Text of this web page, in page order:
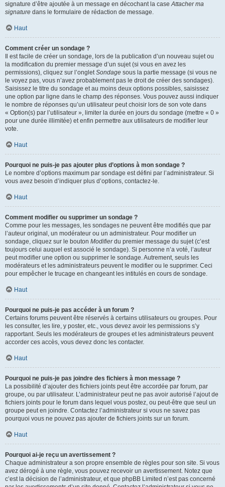
signature d’être ajoutée à un message en décochant la caseAttacher ma
signature dans le formulaire de rédaction de message.
Haut
Comment créer un sondage ?
Il est facile de créer un sondage, lors de la publication d’un nouveau sujet ou
la modification du premier message d’un sujet (si vous en avez les
permissions), cliquez sur l’ongletSondage sous la partie message (si vous ne
le voyez pas, vous n’avez probablement pas le droit de créer des sondages).
Saisissez le titre du sondage et au moins deux options possibles, saisissez
une option par ligne dans le champ des réponses. Vous pouvez aussi indiquer
le nombre de réponses qu’un utilisateur peut choisir lors de son vote dans
« Option(s) par l’utilisateur », limiter la durée en jours du sondage (mettre « 0 »
pour une durée illimitée) et enfin permettre aux utilisateurs de modifier leur
vote.
Haut
Pourquoi ne puis-je pas ajouter plus d’options à mon sondage ?
Le nombre d’options maximum par sondage est défini par l’administrateur. Si
vous avez besoin d’indiquer plus d’options, contactez-le.
Haut
Comment modifier ou supprimer un sondage ?
Comme pour les messages, les sondages ne peuvent être modifiés que par
l’auteur original, un modérateur ou un administrateur. Pour modifier un
sondage, cliquez sur le bouton Modifierdu premier message du sujet (c’est
toujours celui auquel est associé le sondage). Si personne n’a voté, l’auteur
peut modifier une option ou supprimer le sondage. Autrement, seuls les
modérateurs et les administrateurs peuvent le modifier ou le supprimer. Ceci
pour empêcher le trucage en changeant les intitulés en cours de sondage.
Haut
Pourquoi ne puis-je pas accéder à un forum ?
Certains forums peuvent être réservés à certains utilisateurs ou groupes. Pour
les consulter, les lire, y poster, etc., vous devez avoir les permissions s’y
rapportant. Seuls les modérateurs de groupes et les administrateurs peuvent
accorder ces accès, vous devez donc les contacter.
Haut
Pourquoi ne puis-je pas joindre des fichiers à mon message ?
La possibilité d’ajouter des fichiers joints peut être accordée par forum, par
groupe, ou par utilisateur. L’administrateur peut ne pas avoir autorisé l’ajout de
fichiers joints pour le forum dans lequel vous postez, ou peut-être que seul un
groupe peut en joindre. Contactez l’administrateur si vous ne savez pas
pourquoi vous ne pouvez pas ajouter de fichiers joints sur un forum.
Haut
Pourquoi ai-je reçu un avertissement ?
Chaque administrateur a son propre ensemble de règles pour son site. Si vous
avez dérogé à une règle, vous pouvez recevoir un avertissement. Notez que
c’est la décision de l’administrateur, et que phpBB Limited n’est pas concerné